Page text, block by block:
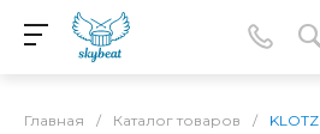
Главная / Каталог товаров /